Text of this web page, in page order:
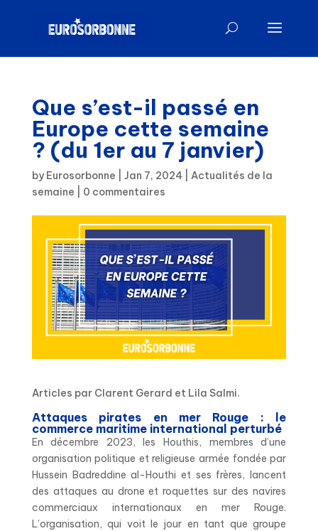
Que s’est-il passé en
Europe cette semaine
? (du 1er au 7 janvier)
by Eurosorbonne Jan 7, 2024| Actualités de la
semaine
0 commentaires
Articles par Clarent Gerard et Lila Salmi.
Attaques pirates en mer Rouge : le
commerce maritime international perturbé
En décembre 2023, les Houthis, membres d’une
organisation politique et religieuse armée fondée par
Hussein Badreddine al-Houthi et ses frères, lancent
des attaques au drone et roquettes sur des navires
commerciaux internationaux en mer Rouge.
L’organisation, qui voit le jour en tant que groupe